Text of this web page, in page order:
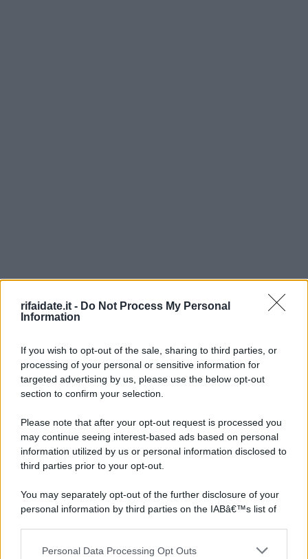
rifaidate.it - Do Not Process My Personal
Information
If you wish to opt-out of the sale, sharing to third parties, or
processing of your personal or sensitive information for
targeted advertising by us, please use the below opt-out
section to confirm your selection.
Please note that after your opt-out request is processed you
may continue seeing interest-based ads based on personal
information utilized by us or personal information disclosed to
third parties prior to your opt-out.
You may separately opt-out of the further disclosure of your
personal information by third parties on the IABâ€™s list of
This information may also be disclosed by us to third parties
Personal Data Processing Opt Outs